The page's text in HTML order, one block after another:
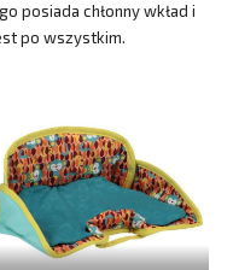
posiada chłonny wkład i
po wszystkim.